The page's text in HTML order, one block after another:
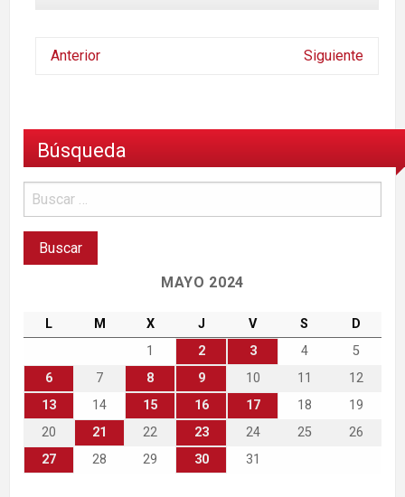
Anterior Siguiente
Búsqueda
MAYO 2024
L M X J V S
D
1
2 3 4
5
6
7 8 9 10 11
12
13
14 15 16 17 18
19
20
21 22 23 24 25
26
27
28 29 30 31